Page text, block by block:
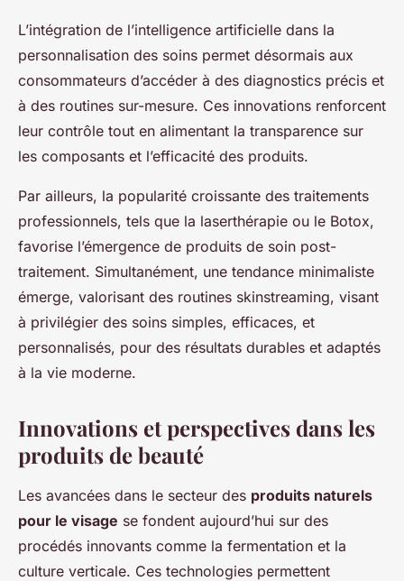
L’intégration de l’intelligence artificielle dans la
personnalisation des soins permet désormais aux
consommateurs d’accéder à des diagnostics précis et
à des routines sur-mesure. Ces innovations renforcent
leur contrôle tout en alimentant la transparence sur
les composants et l’efficacité des produits.
Par ailleurs, la popularité croissante des traitements
professionnels, tels que la laserthérapie ou le Botox,
favorise l’émergence de produits de soin post-
traitement. Simultanément, une tendance minimaliste
émerge, valorisant des routines skinstreaming, visant
à privilégier des soins simples, efficaces, et
personnalisés, pour des résultats durables et adaptés
à la vie moderne.
Innovations et perspectives dans les
produits de beauté
Les avancées dans le secteur des produits naturels
pour le visage se fondent aujourd’hui sur des
procédés innovants comme la fermentation et la
culture verticale. Ces technologies permettent